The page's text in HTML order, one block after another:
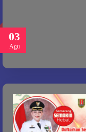
03
Agu